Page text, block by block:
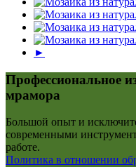
►
Профессиональное
мрамора
Большой опыт и
современными
работе.
Политика в отношении